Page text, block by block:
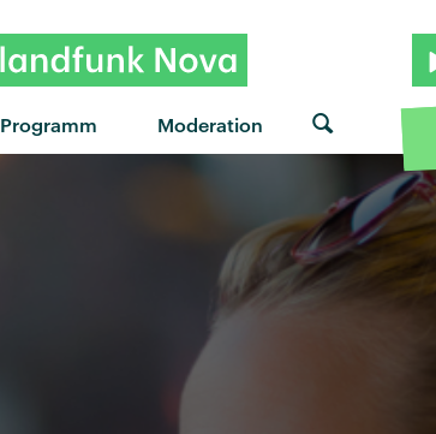
Programm Moderation
"Turnstile" von Dermot Kennedy · "Turnstile"